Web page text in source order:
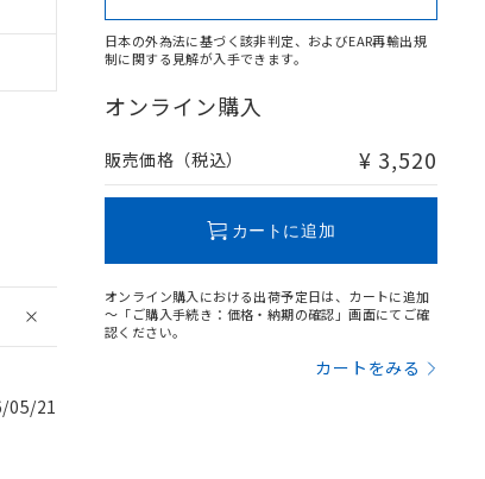
05/21
日本の外為法に基づく該非判定、およびEAR再輸出規
制に関する見解が入手できます。
オンライン購入
販売価格（税込） ¥ 3,520
カートに追加
オンライン購入における出荷予定日は、カートに追加
～「ご購入手続き：価格・納期の確認」画面にてご確
認ください。
カートをみる